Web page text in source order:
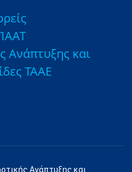
Ανάπτυξης και
ΤΑΑΕ
Ανάπτυξης και